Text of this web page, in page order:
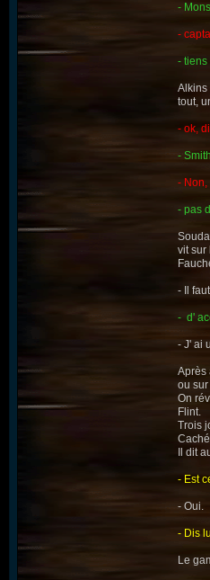
-
-
- tiens
Alkins
tout,
- ok,
-
- Non,
- pas
vit sur
- Il
- d'
- J' ai
Après
ou
On
Flint.
Trois
Il dit
- Est
- Oui.
- Dis
Le